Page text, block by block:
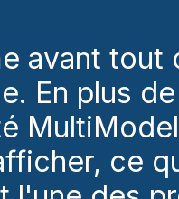
avant
En plus
ce